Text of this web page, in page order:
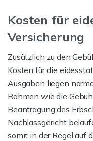
Kosten für
Versicherung
Zusätzlich zu den
Kosten für die
Ausgaben liegen
Rahmen wie die
Beantragung des
Nachlassgericht
somit in der Regel auf